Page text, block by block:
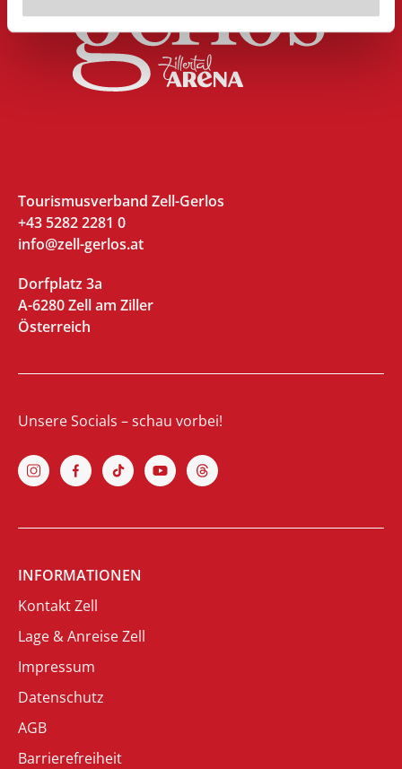
Tourismusverband Zell-Gerlos
+43 5282 2281 0
info@zell-gerlos.at
Dorfplatz 3a
A-6280 Zell am Ziller
Österreich
Unsere Socials – schau vorbei!
INFORMATIONEN
Kontakt Zell
Lage & Anreise Zell
Impressum
Datenschutz
AGB
Barrierefreiheit